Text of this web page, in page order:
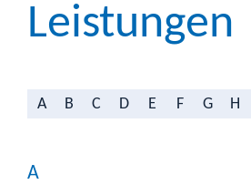
Leistungen
A B C D E F G H
A